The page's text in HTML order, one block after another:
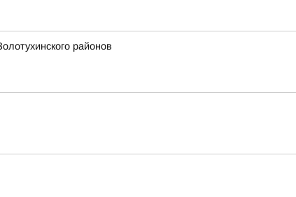
районов